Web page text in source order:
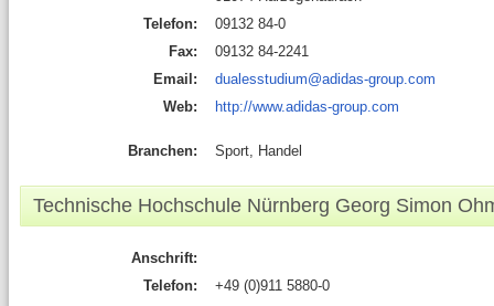
Telefon:
09132 84-0
Fax:
09132 84-2241
Email:
dualesstudium@adidas-group.com
Web:
http://www.adidas-group.com
Branchen: Sport, Handel
Technische Hochschule Nürnberg Georg Simon
Anschrift:
Telefon:
+49 (0)911 5880-0